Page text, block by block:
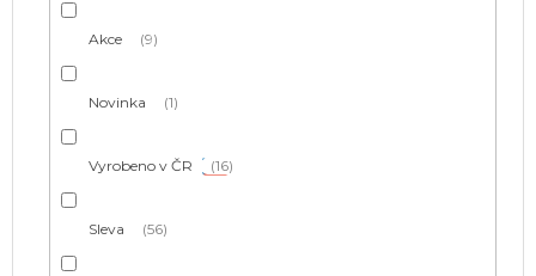
Akce 9
Novinka 1
Vyrobeno v ČR 16
Sleva 56